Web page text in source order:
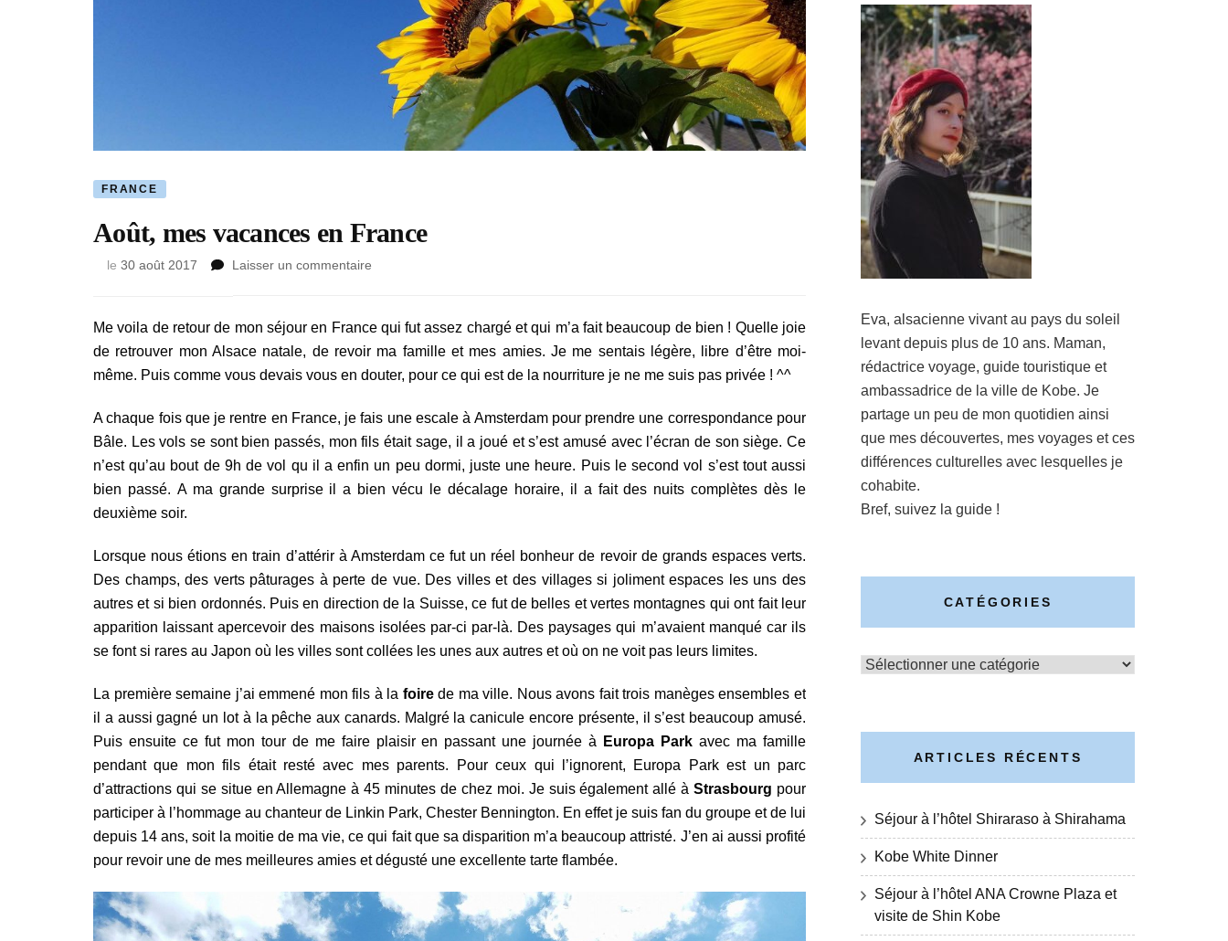
FRANCE
Août, mes vacances en France
le 30 août 2017 Laisser un commentaire
vacances
France
Me voila de retour de mon séjour en France qui fut assez chargé et qui m’a fait beaucoup de bien ! Quelle joie
de retrouver mon Alsace natale, de revoir ma famille et mes amies. Je me sentais légère, libre d’être moi-
même. Puis comme vous devais vous en douter, pour ce qui est de la nourriture je ne me suis pas privée ! ^^
A chaque fois que je rentre en France, je fais une escale à Amsterdam pour prendre une correspondance pour
Bâle. Les vols se sont bien passés, mon fils était sage, il a joué et s’est amusé avec l’écran de son siège. Ce
n’est qu’au bout de 9h de vol qu il a enfin un peu dormi, juste une heure. Puis le second vol s’est tout aussi
bien passé. A ma grande surprise il a bien vécu le décalage horaire, il a fait des nuits complètes dès le
deuxième soir.
Lorsque nous étions en train d’attérir à Amsterdam ce fut un réel bonheur de revoir de grands espaces verts.
Des champs, des verts pâturages à perte de vue. Des villes et des villages si joliment espaces les uns des
autres et si bien ordonnés. Puis en direction de la Suisse, ce fut de belles et vertes montagnes qui ont fait leur
apparition laissant apercevoir des maisons isolées par-ci par-là. Des paysages qui m’avaient manqué car ils
se font si rares au Japon où les villes sont collées les unes aux autres et où on ne voit pas leurs limites.
La première semaine j’ai emmené mon fils à la foirede ma ville. Nous avons fait trois manèges ensembles et
il a aussi gagné un lot à la pêche aux canards. Malgré la canicule encore présente, il s’est beaucoup amusé.
Puis ensuite ce fut mon tour de me faire plaisir en passant une journée à Europa Park avec ma famille
pendant que mon fils était resté avec mes parents. Pour ceux qui l’ignorent, Europa Park est un parc
d’attractions qui se situe en Allemagne à 45 minutes de chez moi. Je suis également allé àStrasbourg pour
participer à l’hommage au chanteur de Linkin Park, Chester Bennington. En effet je suis fan du groupe et de lui
depuis 14 ans, soit la moitie de ma vie, ce qui fait que sa disparition m’a beaucoup attristé. J’en ai aussi profité
pour revoir une de mes meilleures amies et dégusté une excellente tarte flambée.
Eva, alsacienne vivant au pays du soleil
levant depuis plus de 10 ans. Maman,
rédactrice voyage, guide touristique et
ambassadrice de la ville de Kobe. Je
partage un peu de mon quotidien ainsi
que mes découvertes, mes voyages et ces
différences culturelles avec lesquelles je
cohabite.
Bref, suivez la guide !
CATÉGORIES
Catégories
ARTICLES RÉCENTS
Séjour à l’hôtel Shiraraso à Shirahama
Kobe White Dinner
Séjour à l’hôtel ANA Crowne Plaza et
visite de Shin Kobe